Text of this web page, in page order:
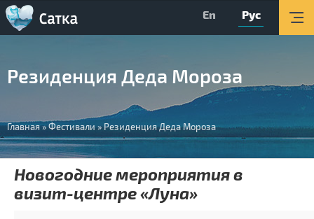
Об округе
Организации
Туризм
О Центре
Обратная связь
En Рус
Резиденция Деда Мороза
Вы
здесь
Главная»Фестивали »Резиденция Деда Мороза
Новогодние мероприятия в
визит-центре «Луна»